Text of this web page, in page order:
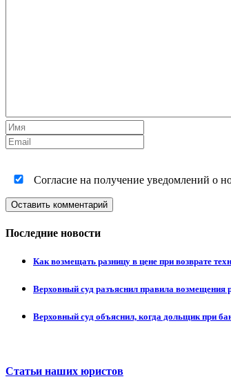
Согласие на получение уведомлений о
Оставить комментарий
Последние новости
Как возмещать разницу в цене при возврате
Верховный суд разъяснил правила возмещения
Верховный суд объяснил, когда дольщик при
Статьи наших юристов